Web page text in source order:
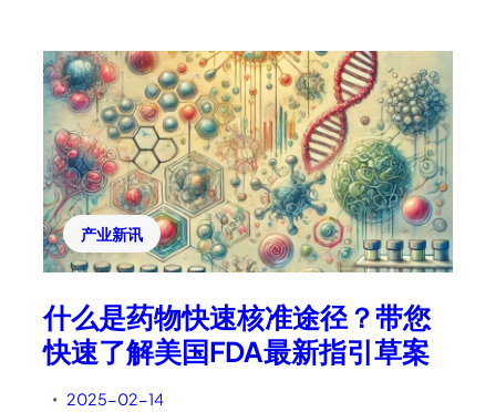
产业新讯
什么是药物快速核准途径？带您
快速了解美国FDA最新指引草案
• 2025-02-14